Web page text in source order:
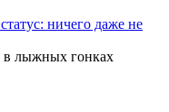
ничего даже не
в лыжных гонках